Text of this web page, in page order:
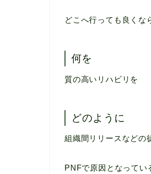
どこへ行っても良くな
何を
質の高いリハビリを
どのように
組織間リリースなどの
PNFで原因となってい